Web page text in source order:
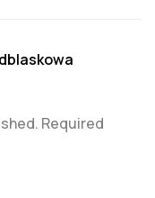
Required